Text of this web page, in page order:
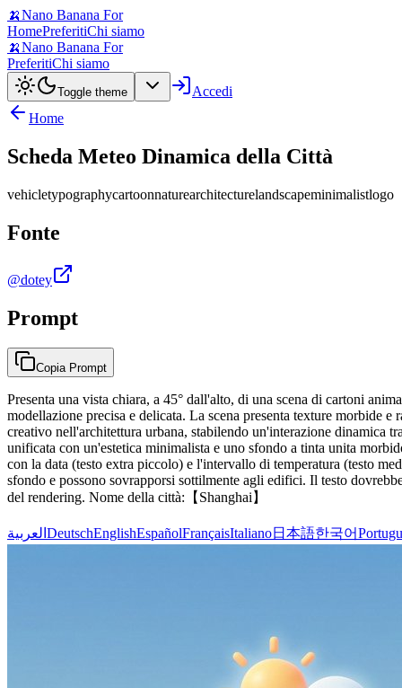
🍌Nano Banana For
HomePreferitiChi siamo
🍌Nano Banana For
PreferitiChi siamo
Toggle theme
Accedi
Home
Scheda Meteo Dinamica della Città
vehicletypographycartoonnaturearchitecturelandscapeminimalistlogo
Fonte
@dotey
Prompt
Copia Prompt
Presenta una vista chiara, a 45° dall'alto, di una scena di cartoni
modellazione precisa e delicata. La scena presenta texture
creativo nell'architettura urbana, stabilendo un'interazione dinamica
unificata con un'estetica minimalista e uno sfondo a tinta unita
con la data (testo extra piccolo) e l'intervallo di temperatura (testo
sfondo e possono sovrapporsi sottilmente agli edifici. Il testo
del rendering. Nome della città:【Shanghai】
العربية DeutschEnglishEspañolFrançaisItaliano日本語한국어